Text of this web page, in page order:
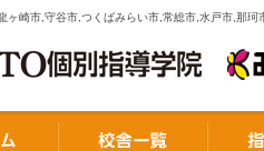
ヶ崎市,守谷市,つくばみらい市,常総市,水戸市,那